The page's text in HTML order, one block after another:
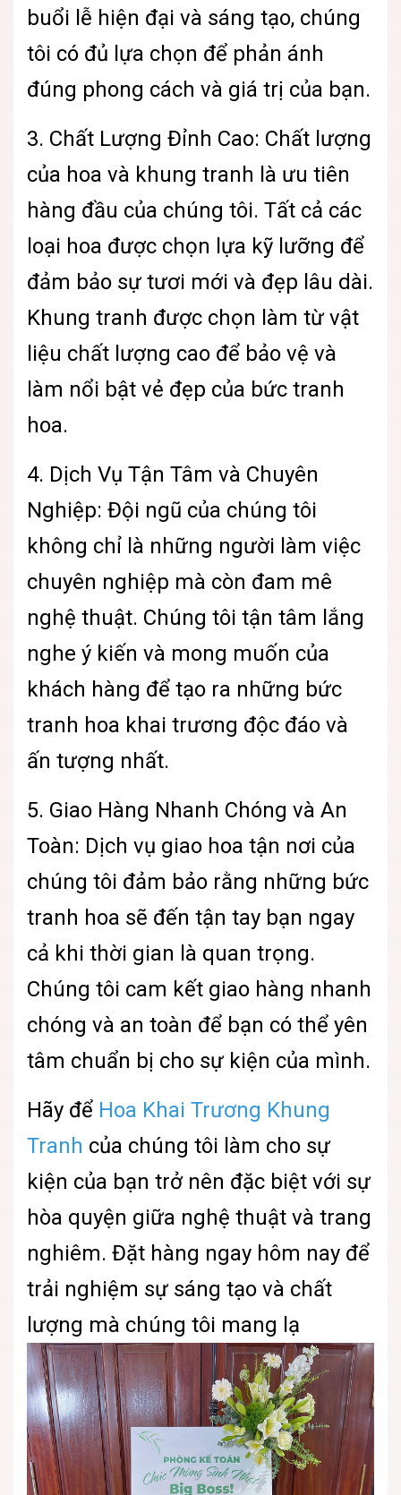
buổi lễ hiện đại và sáng tạo, chúng
tôi có đủ lựa chọn để phản ánh
đúng phong cách và giá trị của bạn.
3. Chất Lượng Đỉnh Cao: Chất lượng
của hoa và khung tranh là ưu tiên
hàng đầu của chúng tôi. Tất cả các
loại hoa được chọn lựa kỹ lưỡng để
đảm bảo sự tươi mới và đẹp lâu dài.
Khung tranh được chọn làm từ vật
liệu chất lượng cao để bảo vệ và
làm nổi bật vẻ đẹp của bức tranh
hoa.
4. Dịch Vụ Tận Tâm và Chuyên
Nghiệp: Đội ngũ của chúng tôi
không chỉ là những người làm việc
chuyên nghiệp mà còn đam mê
nghệ thuật. Chúng tôi tận tâm lắng
nghe ý kiến và mong muốn của
khách hàng để tạo ra những bức
tranh hoa khai trương độc đáo và
ấn tượng nhất.
5. Giao Hàng Nhanh Chóng và An
Toàn: Dịch vụ giao hoa tận nơi của
chúng tôi đảm bảo rằng những bức
tranh hoa sẽ đến tận tay bạn ngay
cả khi thời gian là quan trọng.
Chúng tôi cam kết giao hàng nhanh
chóng và an toàn để bạn có thể yên
tâm chuẩn bị cho sự kiện của mình.
Hãy để Hoa Khai Trương Khung
Tranh của chúng tôi làm cho sự
kiện của bạn trở nên đặc biệt với sự
hòa quyện giữa nghệ thuật và trang
nghiêm. Đặt hàng ngay hôm nay để
trải nghiệm sự sáng tạo và chất
lượng mà chúng tôi mang lạ